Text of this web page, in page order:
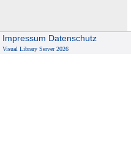
Impressum Datenschutz
Visual Library Server 2026